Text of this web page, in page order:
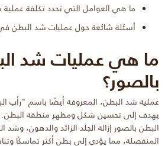
ما هي العوامل التي تحدد تكلفة
أسئلة شائعة حول عمليات شد البطن
ما هيعمليات شد
بالصور؟
عملية شد البطن، المعروفة أيضًا باسم "رأب
يهدف إلى تحسين شكل ومظهر منطقة
البطن بالصور إزالة الجلد الزائد والدهون،
المنفصلة، مما يؤدي إلى بطن أكثر تماسكًا